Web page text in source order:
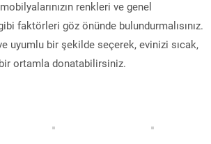
renkleri ve genel
faktörleri göz önünde bulundurmalısınız.
uyumlu bir şekilde seçerek, evinizi sıcak,
ortamla donatabilirsiniz.